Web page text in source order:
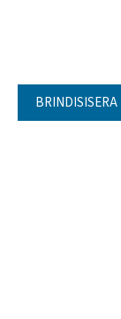
BRINDISISERA